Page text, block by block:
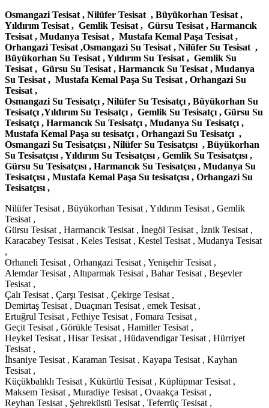
Osmangazi Tesisat , Nilüfer Tesisat , Büyükorhan Tesisat ,
Yıldırım Tesisat , Gemlik Tesisat , Gürsu Tesisat , Harmancık
Tesisat , Mudanya Tesisat , Mustafa Kemal Paşa Tesisat ,
Orhangazi Tesisat ,Osmangazi Su Tesisat , Nilüfer Su Tesisat ,
Büyükorhan Su Tesisat , Yıldırım Su Tesisat , Gemlik Su
Tesisat , Gürsu Su Tesisat , Harmancık Su Tesisat , Mudanya
Su Tesisat , Mustafa Kemal Paşa Su Tesisat , Orhangazi Su
Tesisat ,
Osmangazi Su Tesisatçı , Nilüfer Su Tesisatçı , Büyükorhan Su
Tesisatçı ,Yıldırım Su Tesisatçı , Gemlik Su Tesisatçı , Gürsu Su
Tesisatçı , Harmancık Su Tesisatçı , Mudanya Su Tesisatçı ,
Mustafa Kemal Paşa su tesisatçı , Orhangazi Su Tesisatçı ,
Osmangazi Su Tesisatçısı , Nilüfer Su Tesisatçısı , Büyükorhan
Su Tesisatçısı , Yıldırım Su Tesisatçısı , Gemlik Su Tesisatçısı ,
Gürsu Su Tesisatçısı , Harmancık Su Tesisatçısı , Mudanya Su
Tesisatçısı , Mustafa Kemal Paşa Su tesisatçısı , Orhangazi Su
Tesisatçısı ,
Nilüfer Tesisat , Büyükorhan Tesisat , Yıldırım Tesisat , Gemlik
Tesisat ,
Gürsu Tesisat , Harmancık Tesisat , İnegöl Tesisat , İznik Tesisat ,
Karacabey Tesisat , Keles Tesisat , Kestel Tesisat , Mudanya Tesisat
,
Orhaneli Tesisat , Orhangazi Tesisat , Yenişehir Tesisat ,
Alemdar Tesisat , Altıparmak Tesisat , Bahar Tesisat , Beşevler
Tesisat ,
Çalı Tesisat , Çarşı Tesisat , Çekirge Tesisat ,
Demirtaş Tesisat , Duaçınarı Tesisat , emek Tesisat ,
Ertuğrul Tesisat , Fethiye Tesisat , Fomara Tesisat ,
Geçit Tesisat , Görükle Tesisat , Hamitler Tesisat ,
Heykel Tesisat , Hisar Tesisat , Hüdavendigar Tesisat , Hürriyet
Tesisat ,
İhsaniye Tesisat , Karaman Tesisat , Kayapa Tesisat , Kayhan
Tesisat ,
Küçükbalıklı Tesisat , Kükürtlü Tesisat , Küplüpınar Tesisat ,
Maksem Tesisat , Muradiye Tesisat , Ovaakça Tesisat ,
Reyhan Tesisat , Şehreküstü Tesisat , Teferrüç Tesisat ,